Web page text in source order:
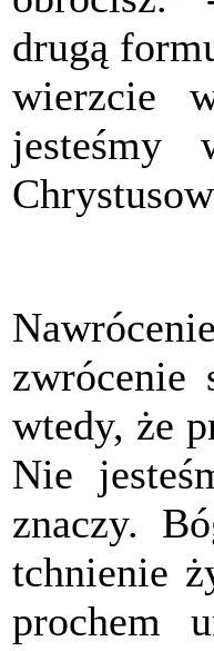
drugą
wierzcie
zwrócenie
wtedy, że
Nie
znaczy.
tchnienie
prochem